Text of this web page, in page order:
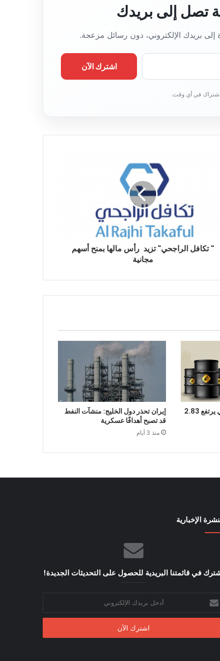
تصل إلى بريدك
إلى بريدك الإلكتروني، دون رسائل مزعجة.
" تكافل الراجحي" تزيد رأس مالها بمنح أسهم
مجانية
سعر برميل النفط الكويتي يرتفع 2.83
إيران تحذر دول الخليج: منشآت النفط
قد تصبح أهدافًا عسكرية
منذ 3 أيام
الإخبارية
في قائمتنا البريدية للحصول على التحديثات الجديدة!